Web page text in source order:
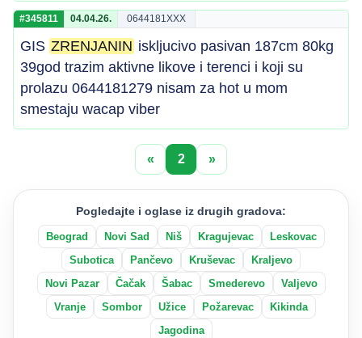
#345811 04.04.26. 0644181XXX
GIS ZRENJANIN iskljucivo pasivan 187cm 80kg
39god trazim aktivne likove i terenci i koji su
prolazu 0644181279 nisam za hot u mom
smestaju wacap viber
« 2 »
Pogledajte i oglase iz drugih gradova:
Beograd Novi Sad Niš Kragujevac
Leskovac
Subotica
Pančevo Kruševac
Kraljevo
Novi Pazar
Čačak Šabac Smederevo
Valjevo
Vranje
Sombor Užice Požarevac
Kikinda
Jagodina